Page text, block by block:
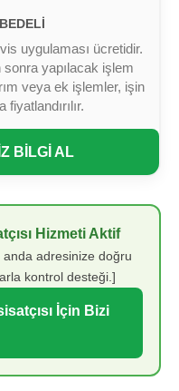
uygulaması ücretidir.
yapılacak işlem
veya ek işlemler, işin
BİLGİ AL
Hizmeti Aktif
anda adresinize doğru
kontrol desteği.]
İçin Bizi